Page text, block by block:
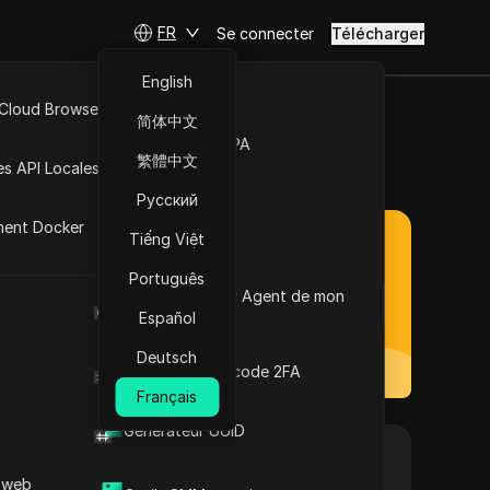
Marché de la RPA
Quel est le User Agent de mon
navigateur
Générateur de code 2FA
Générateur UUID
Browser MCP
API Locales
Docker
FR
English
简体中文
繁體中文
Русский
Tiếng Việt
Português
Español
Deutsch
Français
Se connecter Télécharger
réduction en 2025
Bientôt disponible
de solutions, y compris des proxies